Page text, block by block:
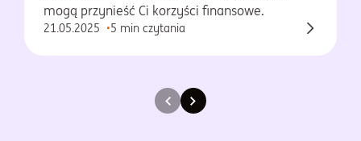
mogą przynieść Ci korzyści finansowe.
21.05.2025 5 min czytania